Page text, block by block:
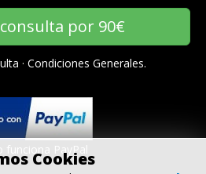
Cookies
por 90€
· Condiciones Generales.
funciona PayPal